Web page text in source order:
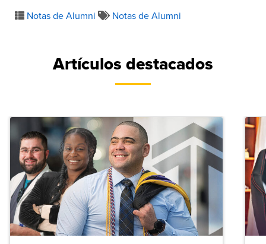
Notas de Alumni
Notas de Alumni
Artículos destacados